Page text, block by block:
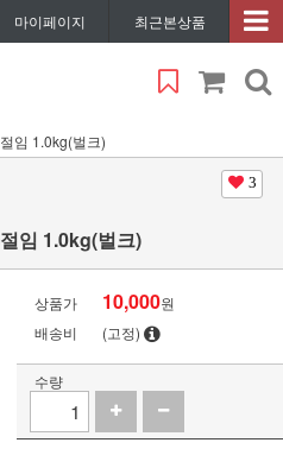
마이페이지 최근본상품
임 1.0kg(벌크)
3
임 1.0kg(벌크)
상품가 10,000원
배송비
(고정)
수량